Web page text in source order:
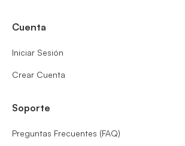
Cuenta
Iniciar Sesión
Crear Cuenta
Soporte
Preguntas Frecuentes (FAQ)